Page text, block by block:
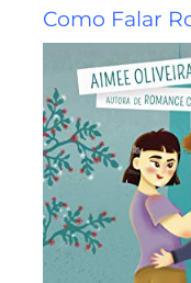
Como Falar